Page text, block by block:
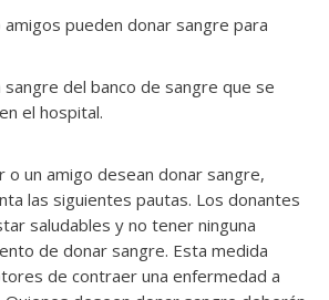
amigos pueden donar sangre para
sangre del banco de sangre que se
el hospital.
o un amigo desean donar sangre,
las siguientes pautas. Los donantes
saludables y no tener ninguna
de donar sangre. Esta medida
de contraer una enfermedad a